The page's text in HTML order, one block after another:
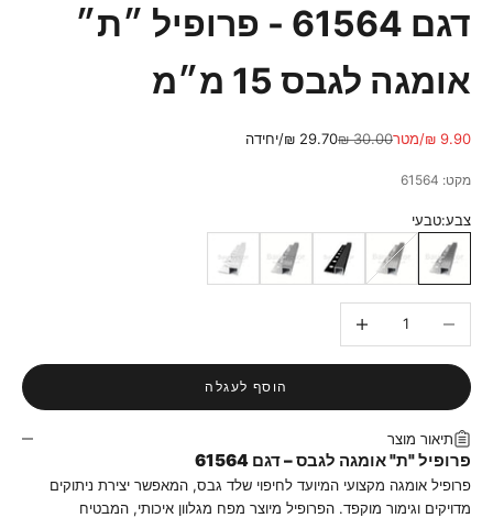
דגם 61564 - פרופיל ״ת״
אומגה לגבס 15 מ״מ
מחיר מבצע
9.90 ₪/מטר מחיר רגיל
30.00 ₪ 29.70 ₪/יחידה
מקט: 61564
צבע:טבעי
טבעי
אנודייז שחור ניקל לבן
הוסף לעגלה
תיאור מוצר
פרופיל "ת" אומגה לגבס – דגם 61564
פרופיל אומגה מקצועי המיועד לחיפוי שלד גבס, המאפשר יצירת ניתוקים
מדויקים וגימור מוקפד. הפרופיל מיוצר מפח מגלוון איכותי, המבטיח